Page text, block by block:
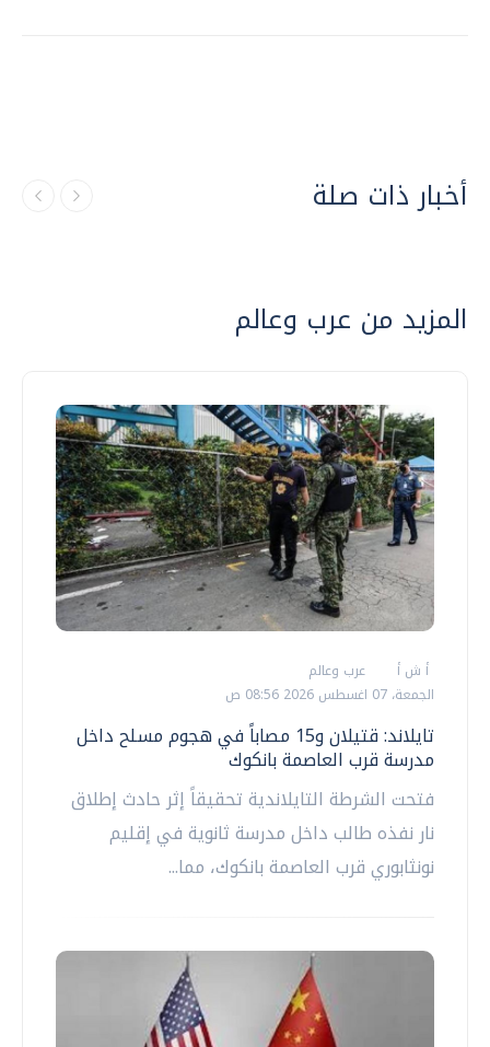
أخبار ذات صلة
المزيد من عرب وعالم
أ ش أ
عرب وعالم
الجمعة، 07 اغسطس 2026 08:56 ص
تايلاند: قتيلان و15 مصاباً في هجوم مسلح داخل
مدرسة قرب العاصمة بانكوك
فتحت الشرطة التايلاندية تحقيقاً إثر حادث إطلاق
نار نفذه طالب داخل مدرسة ثانوية في إقليم
نونثابوري قرب العاصمة بانكوك، مما...